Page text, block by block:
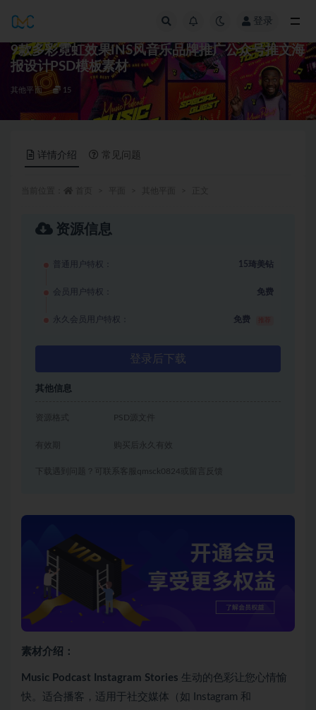
登录
9款多彩霓虹效果INS风音乐品牌推广公众号推文海
报设计PSD模板素材
其他平面 15
详情介绍 常见问题
资源信息
普通用户特权： 15琦美钻
会员用户特权： 免费
永久会员用户特权： 免费
登录后下载
其他信息
资源格式 PSD源文件
有效期 购买后永久有效
下载遇到问题？可联系客服qmsck0824或留言反馈
素材介绍：
Music Podcast Instagram Stories 生动的色彩让您心情愉
快。适合播客，适用于社交媒体（如 Instagram 和